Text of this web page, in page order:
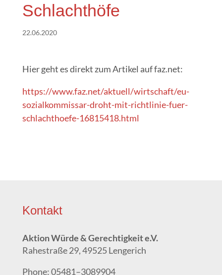
Schlachthöfe
22.06.2020
Hier geht es direkt zum Arti­kel auf faz.net:
https://www.faz.net/aktuell/wirtschaft/eu-
sozialkommissar-droht-mit-richtlinie-fuer-
schlachthoefe-16815418.html
Kon­takt
Akti­on Wür­de & Gerech­tig­keit e.V.
Rahe­stra­ße 29, 49525 Lengerich
Pho­ne: 05481–3089904